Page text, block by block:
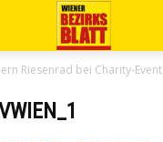
Riesenrad bei Charity-Event